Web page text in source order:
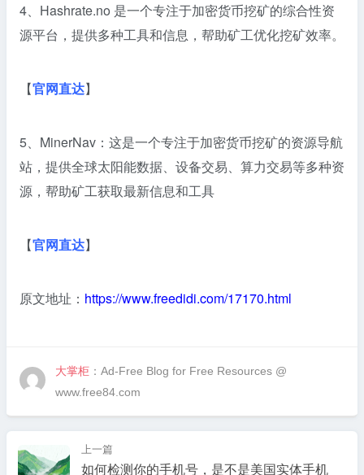
4、Hashrate.no 是一个专注于加密货币挖矿的综合性资
源平台，提供多种工具和信息，帮助矿工优化挖矿效率。
【官网直达】
5、MinerNav：这是一个专注于加密货币挖矿的资源导航
站，提供全球太阳能数据、设备交易、算力交易等多种资
源，帮助矿工获取最新信息和工具
【官网直达】
原文地址： https://www.freedidi.com/17170.html
大掌柜 ：Ad-Free Blog for Free Resources @
www.free84.com
上一篇
如何检测你的手机号，是不是美国实体手机